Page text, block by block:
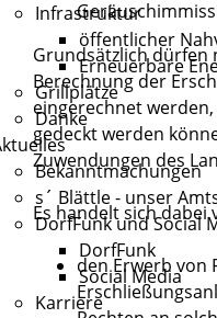
Infrastruktur
öffentlicher
Erneuerbare
Grillplätze
Danke
Bekanntmachungen
s´ Blättle - unser
DorfFunk und Social
DorfFunk
Social Media
Karriere
Grundsätzlich dürfen
Berechnung der
eingerechnet
gedeckt werden
Zuwendungen des
Es handelt sich
den Erwerb von